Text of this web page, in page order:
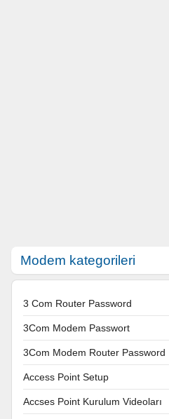
Modem kategorileri
3 Com Router Password
3Com Modem Passwort
3Com Modem Router Password
Access Point Setup
Accses Point Kurulum Videoları